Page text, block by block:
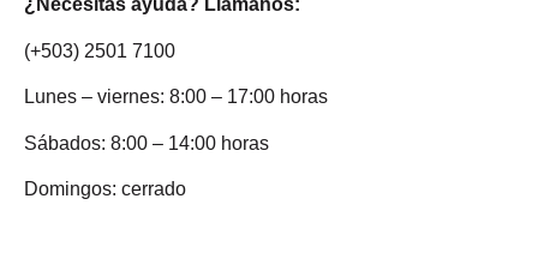
¿Necesitas ayuda? Llámanos:
(+503) 2501 7100
Lunes – viernes: 8:00 – 17:00 horas
Sábados: 8:00 – 14:00 horas
Domingos: cerrado